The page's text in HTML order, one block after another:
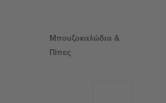
Μπουζοκαλώδια &
Πίπες